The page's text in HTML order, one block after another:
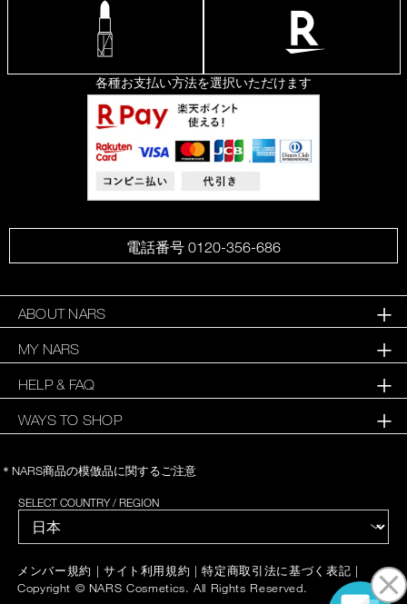
各種お支払い方法を選択いただけます
電話番号 0120-356-686
ABOUT NARS
MY NARS
HELP & FAQ
WAYS TO SHOP
＊NARS商品の模倣品に関するご注意
SELECT COUNTRY / REGION
メンバー規約 | サイト利用規約 |特定商取引法に基づく表記 |
Copyright © NARS Cosmetics. All Rights Reserved.